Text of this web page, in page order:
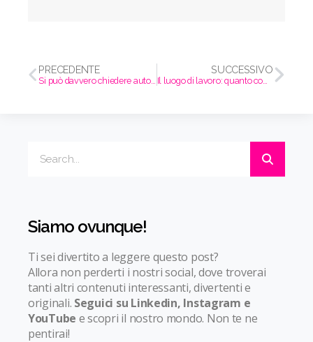
PRECEDENTE
Si può davvero chiedere autonomia senza saperla lasciare?
SUCCESSIVO
Il luogo di lavoro: quanto conta davvero l’ambiente?
Siamo ovunque!
Ti sei divertito a leggere questo post?
Allora non perderti i nostri social, dove troverai
tanti altri contenuti interessanti, divertenti e
originali. Seguici su Linkedin, Instagram e
YouTube e scopri il nostro mondo. Non te ne
pentirai!